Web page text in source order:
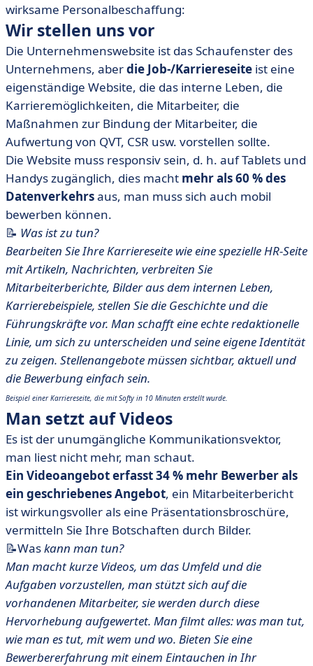
wirksame Personalbeschaffung:
Wir stellen uns vor
Die Unternehmenswebsite ist das Schaufenster des
Unternehmens, aberdie Job-/Karriereseite ist eine
eigenständige Website, die das interne Leben, die
Karrieremöglichkeiten, die Mitarbeiter, die
Maßnahmen zur Bindung der Mitarbeiter, die
Aufwertung von QVT, CSR usw. vorstellen sollte.
Die Website muss responsiv sein, d. h. auf Tablets und
Handys zugänglich, dies macht mehr als 60 % des
Datenverkehrsaus, man muss sich auch mobil
bewerben können.
📝 Was ist zu tun?
Bearbeiten Sie Ihre Karriereseite wie eine spezielle HR-Seite
mit Artikeln, Nachrichten, verbreiten Sie
Mitarbeiterberichte, Bilder aus dem internen Leben,
Karrierebeispiele, stellen Sie die Geschichte und die
Führungskräfte vor. Man schafft eine echte redaktionelle
Linie, um sich zu unterscheiden und seine eigene Identität
zu zeigen. Stellenangebote müssen sichtbar, aktuell und
die Bewerbung einfach sein.
Beispiel einer Karriereseite, die mit Softy in 10 Minuten erstellt wurde.
Man setzt auf Videos
Es ist der unumgängliche Kommunikationsvektor,
man liest nicht mehr, man schaut.
Ein Videoangebot erfasst 34 % mehr Bewerber als
ein geschriebenes Angebot, ein Mitarbeiterbericht
ist wirkungsvoller als eine Präsentationsbroschüre,
vermitteln Sie Ihre Botschaften durch Bilder.
📝Waskann man tun?
Man macht kurze Videos, um das Umfeld und die
Aufgaben vorzustellen, man stützt sich auf die
vorhandenen Mitarbeiter, sie werden durch diese
Hervorhebung aufgewertet. Man filmt alles: was man tut,
wie man es tut, mit wem und wo. Bieten Sie eine
Bewerbererfahrung mit einem Eintauchen in Ihr